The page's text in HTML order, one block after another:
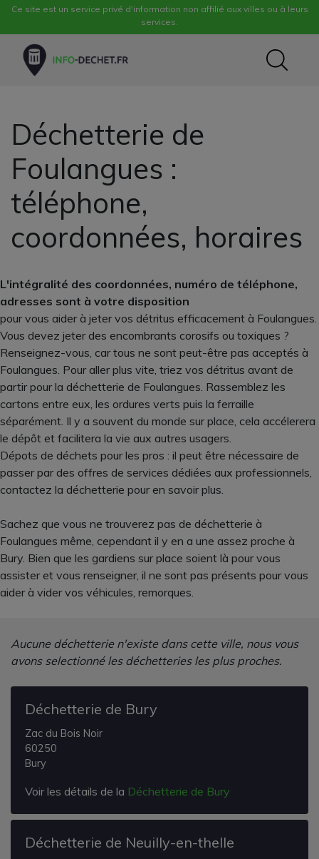
Ce site est un service privé d'information non affilié aux villes ou à leurs
services.
Déchetterie de
Foulangues :
téléphone,
coordonnées, horaires
L'intégralité des coordonnées, numéro de téléphone,
adresses sont à votre disposition
pour vous aider à jeter vos détritus efficacement à Foulangues.
Vous devez jeter des encombrants corosifs ou toxiques ?
Renseignez-vous, car tous ne sont peut-être pas acceptés à
Foulangues. Pour aller plus vite, triez vos détritus avant de
partir pour la déchetterie de Foulangues. Rassemblez les
cartons entre eux, les ordures verts puis la ferraille
séparément. Il y a souvent du monde sur place, cela accélerera
le dépôt et facilitera la vie aux autres usagers.
Dépots de déchets pour les pros : il peut être nécessaire de
passer par des offres de services dédiées aux professionnels,
contactez la déchetterie pour en savoir plus.
Sachez que vous ne trouverez pas de déchetterie à
Foulangues même, cependant il y en a une assez proche à
Bury. Bien que les gardiens sur place soient là pour vous
assister et vous renseigner, il ne sont pas présents pour vous
aider à vider vos véhicules, remorques.
Aucune déchetterie n'existe dans cette ville, nous vous
avons selectionné les déchetteries les plus proches.
Déchetterie de Bury
Zac du Bois Noir
60250
Bury
Voir les détails de la Déchetterie de Bury
Déchetterie de Neuilly-en-thelle